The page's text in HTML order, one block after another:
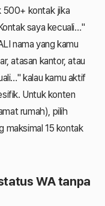
500+ kontak jika
saya kecuali…"
nama yang kamu
atasan kantor, atau
kalau kamu aktif
Untuk konten
rumah), pilih
maksimal 15 kontak
WA tanpa